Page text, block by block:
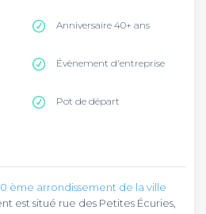
Anniversaire 40+ ans
Évènement d'entreprise
Pot de départ
ème arrondissement de la ville
est situé rue des Petites Écuries,